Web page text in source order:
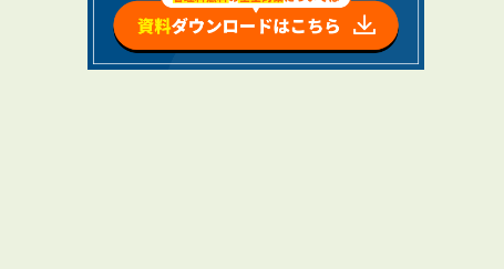
手続きの流れ
賃料査定について